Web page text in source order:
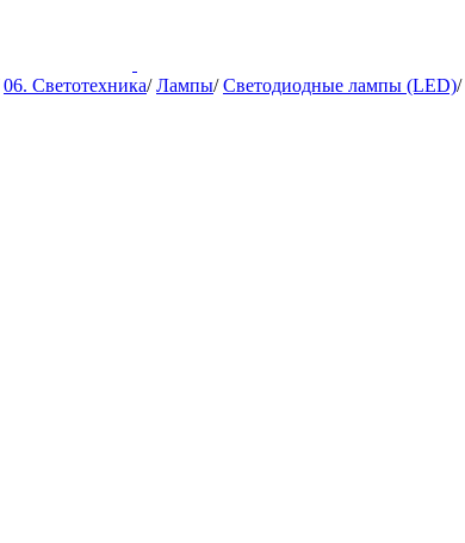
06. Светотехника/ Лампы/ Светодиодные лампы (LED)/